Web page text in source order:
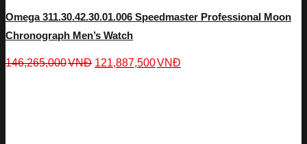
Omega 311.30.42.30.01.006 Speedmaster Professional Moon
Chronograph Men’s Watch
146,265,000VNĐ 121,887,500VNĐ